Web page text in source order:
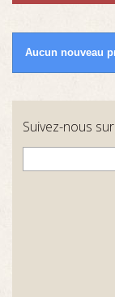
Aucun nouveau
Suivez-nous